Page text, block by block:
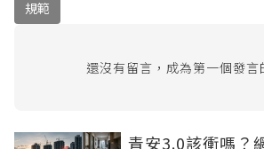
規範
還沒有留言，成為第一個發言
青安3.0該衝嗎？